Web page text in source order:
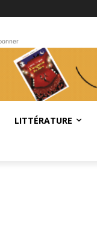
LITTÉRATURE